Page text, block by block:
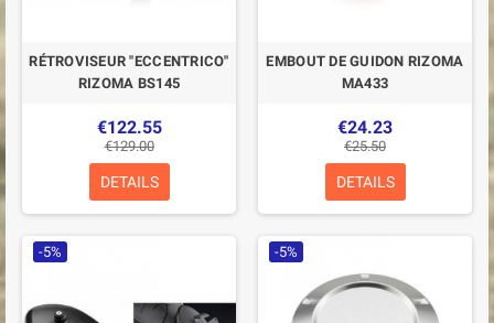
RÉTROVISEUR "ECCENTRICO"
RIZOMA BS145
€122.55
€129.00
DETAILS
EMBOUT DE GUIDON RIZOMA
MA433
€24.23
€25.50
DETAILS
-5% -5%